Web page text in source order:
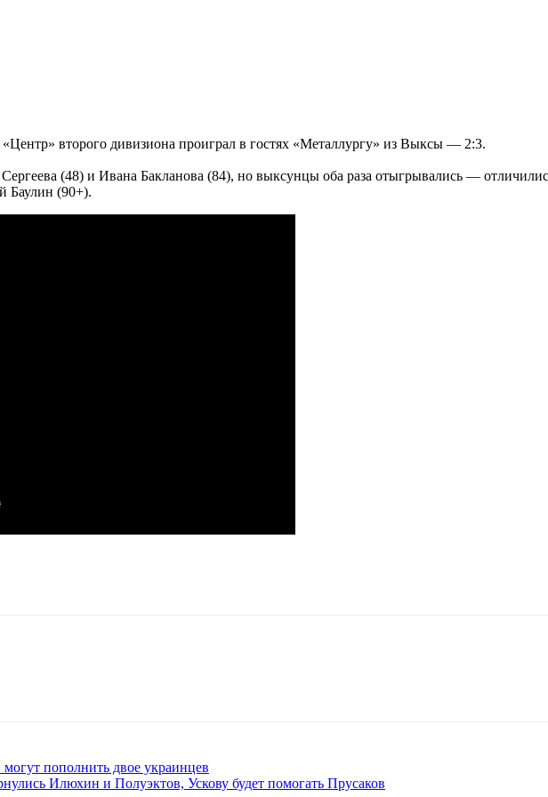
второго дивизиона проиграл в гостях «Металлургу» из Выксы — 2:3.
(48) и Ивана Бакланова (84), но выксунцы оба раза отыгрывались —
Баулин (90+).
пополнить двое украинцев
Илюхин и Полуэктов, Ускову будет помогать Прусаков